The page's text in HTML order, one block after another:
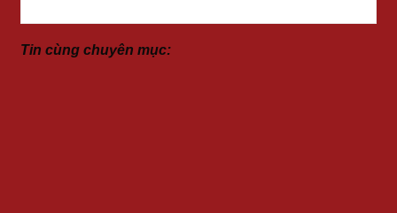
Tin cùng chuyên mục: